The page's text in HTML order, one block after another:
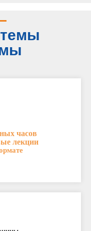
часов
лекции